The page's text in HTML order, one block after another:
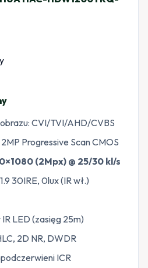
CVI/TVI/AHD/CVBS
Progressive Scan CMOS
(2Mpx) @ 25/30 kl/s
30IRE, 0lux (IR wł.)
LED (zasięg 25m)
2D NR, DWDR
ICR